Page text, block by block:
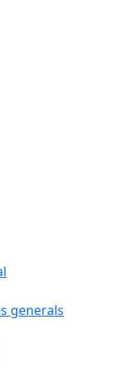
generals